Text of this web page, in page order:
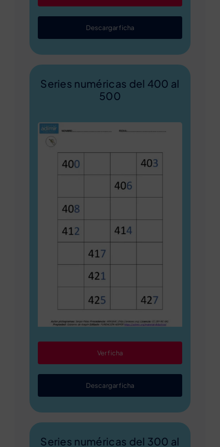
Descargar ficha
Series numéricas del 400 al
500
Ver ficha
Descargar ficha
Series numéricas del 300 al